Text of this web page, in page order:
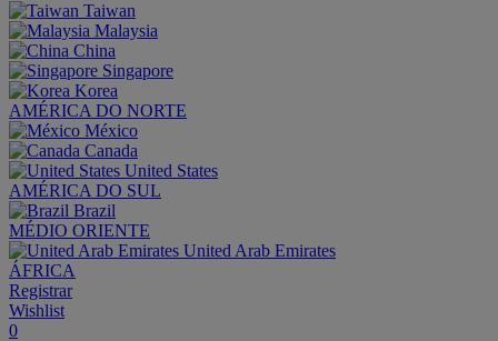
Taiwan
Malaysia
China
Singapore
Korea
AMÉRICA DO NORTE
México
Canada
United States
AMÉRICA DO SUL
Brazil
MÉDIO ORIENTE
United Arab Emirates
ÁFRICA
Registrar
Wishlist
0